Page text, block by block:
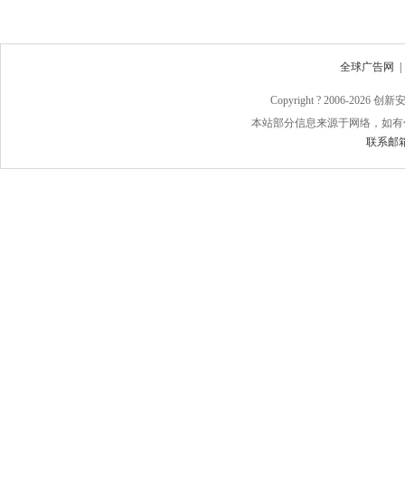
全球广告网
Copyright ? 2006-2026 创新
本站部分信息来源于网络，如
联系邮